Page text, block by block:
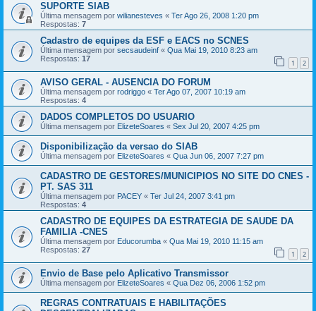
SUPORTE SIAB
Última mensagem por wilianesteves « Ter Ago 26, 2008 1:20 pm
Respostas: 7
Cadastro de equipes da ESF e EACS no SCNES
Última mensagem por secsaudeinf « Qua Mai 19, 2010 8:23 am
Respostas: 17 1 2
AVISO GERAL - AUSENCIA DO FORUM
Última mensagem por rodriggo « Ter Ago 07, 2007 10:19 am
Respostas: 4
DADOS COMPLETOS DO USUARIO
Última mensagem por ElizeteSoares « Sex Jul 20, 2007 4:25 pm
Disponibilização da versao do SIAB
Última mensagem por ElizeteSoares « Qua Jun 06, 2007 7:27 pm
CADASTRO DE GESTORES/MUNICIPIOS NO SITE DO CNES -
PT. SAS 311
Última mensagem por PACEY « Ter Jul 24, 2007 3:41 pm
Respostas: 4
CADASTRO DE EQUIPES DA ESTRATEGIA DE SAUDE DA
FAMILIA -CNES
Última mensagem por Educorumba « Qua Mai 19, 2010 11:15 am
Respostas: 27 1 2
Envio de Base pelo Aplicativo Transmissor
Última mensagem por ElizeteSoares « Qua Dez 06, 2006 1:52 pm
REGRAS CONTRATUAIS E HABILITAÇÕES